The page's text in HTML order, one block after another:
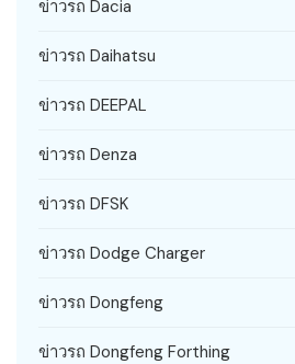
ข่าวรถ Dacia
ข่าวรถ Daihatsu
ข่าวรถ DEEPAL
ข่าวรถ Denza
ข่าวรถ DFSK
ข่าวรถ Dodge Charger
ข่าวรถ Dongfeng
ข่าวรถ Dongfeng Forthing